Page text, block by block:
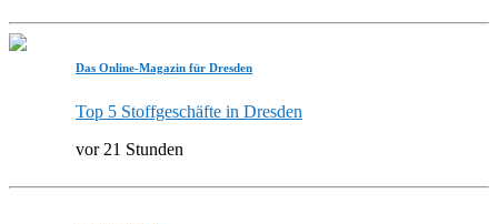
Das Online-Magazin für Dresden
Top 5 Stoffgeschäfte in Dresden
vor 21 Stunden